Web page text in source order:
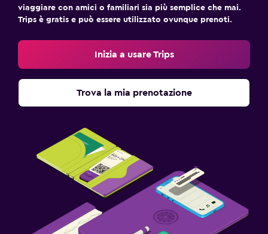
viaggiare con amici o familiari sia più semplice che mai.
Trips è gratis e può essere utilizzato ovunque prenoti.
Inizia a usare Trips
Trova la mia prenotazione